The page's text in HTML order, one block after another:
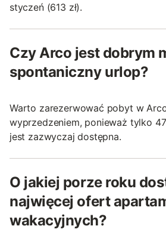
styczeń (613 zł).
Czy Arco jest dobrym
spontaniczny urlop?
Warto zarezerwować pobyt w
wyprzedzeniem, ponieważ tylko
jest zazwyczaj dostępna.
O jakiej porze roku
najwięcej ofert
wakacyjnych?